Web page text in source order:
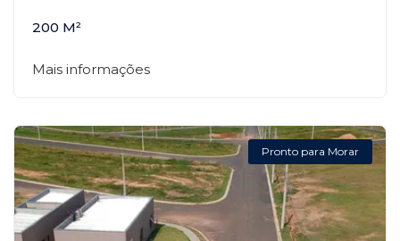
200 M²
Mais informações
Pronto para Morar